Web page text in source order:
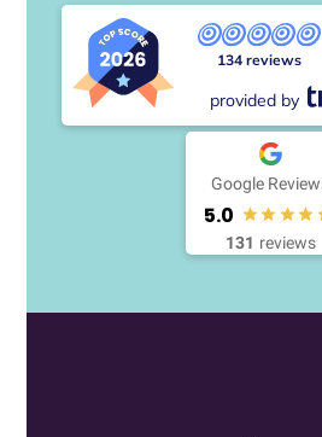
134 reviews
provided by
Google
5.0
131 reviews